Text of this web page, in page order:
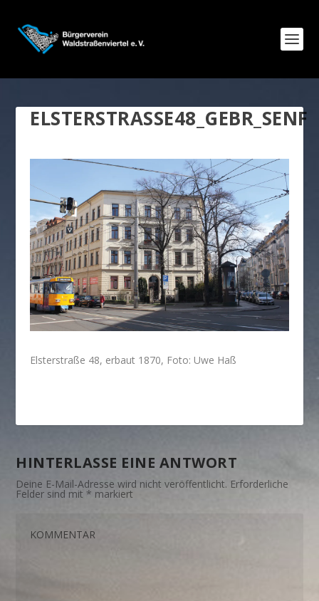
ELSTERSTRASSE48_GEBR_SENF
Elsterstraße 48, erbaut 1870, Foto: Uwe Haß
HINTERLASSE EINE ANTWORT
Deine E-Mail-Adresse wird nicht veröffentlicht. Erforderliche
Felder sind mit * markiert